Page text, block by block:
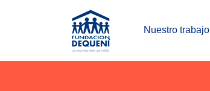
Nuestro trabajo